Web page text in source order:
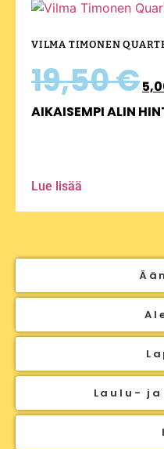
VILMA TIMONEN
19,50€
AIKAISEMPI ALIN
Lue lisää
Laulu-